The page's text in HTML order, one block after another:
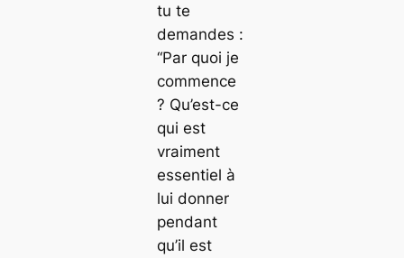
tu te
demandes :
“Par quoi je
commence
? Qu’est-ce
qui est
vraiment
essentiel à
lui donner
pendant
qu’il est